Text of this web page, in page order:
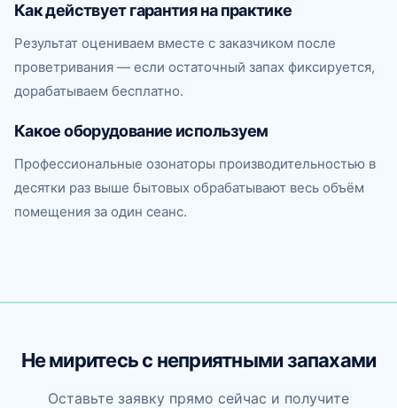
Как действует гарантия на практике
Результат оцениваем вместе с заказчиком после
проветривания — если остаточный запах фиксируется,
дорабатываем бесплатно.
Какое оборудование используем
Профессиональные озонаторы производительностью в
десятки раз выше бытовых обрабатывают весь объём
помещения за один сеанс.
Не миритесь с неприятными запахами
Оставьте заявку прямо сейчас и получите